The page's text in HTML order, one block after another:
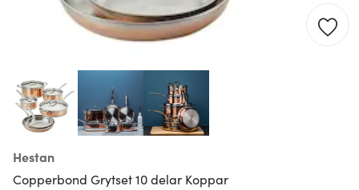
Hestan
Copperbond Grytset 10 delar Koppar